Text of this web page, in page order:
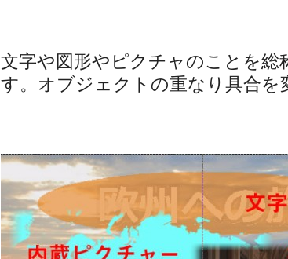
文字や図形やピクチャのことを総
す。オブジェクトの重なり具合を